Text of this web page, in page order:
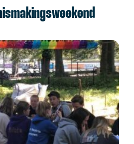
School
at
écht
begonnen